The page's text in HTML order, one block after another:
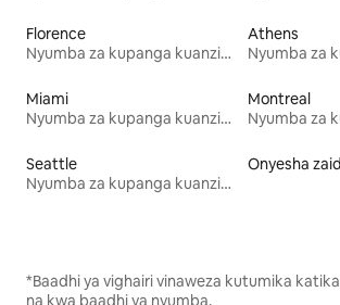
Florence
Nyumba za kupanga kuanzia mwezi mmoja
Athens
Miami
Nyumba za kupanga kuanzia mwezi mmoja
Montreal
Seattle
Nyumba za kupanga kuanzia mwezi mmoja
Onyesha
*Baadhi ya vighairi vinaweza kutumika
na kwa baadhi ya nyumba.